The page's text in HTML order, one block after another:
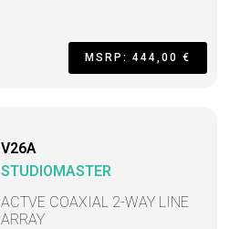
MSRP: 444,00 €
V26A
STUDIOMASTER
ACTVE COAXIAL 2-WAY LINE
ARRAY